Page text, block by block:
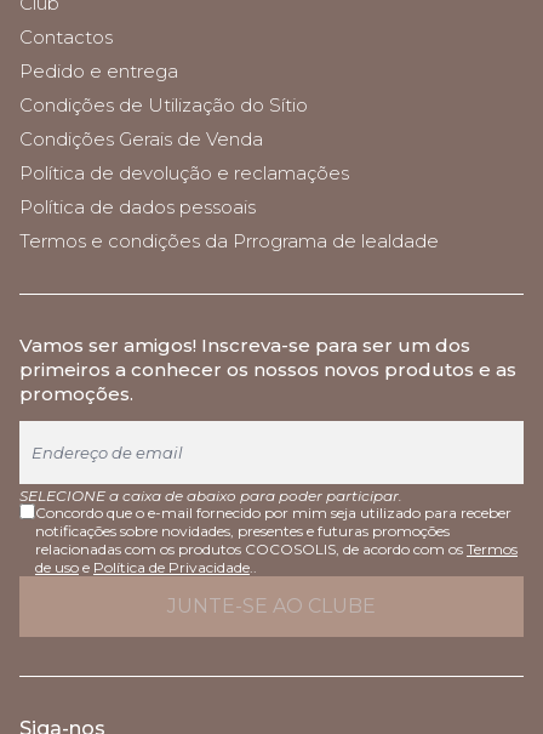
Contactos
Pedido e entrega
Condições de Utilização do Sítio
Condições Gerais de Venda
Política de devolução e reclamações
Política de dados pessoais
Termos e condições da Prrograma de lealdade
Vamos ser amigos! Inscreva-se para ser um dos
primeiros a conhecer os nossos novos produtos e as
promoções.
SELECIONE a caixa de abaixo para poder participar.
Concordo que o e-mail fornecido por mim seja utilizado para receber
notificações sobre novidades, presentes e futuras promoções
relacionadas com os produtos COCOSOLIS, de acordo com os Termos
de uso e Política de Privacidade..
Siga-nos